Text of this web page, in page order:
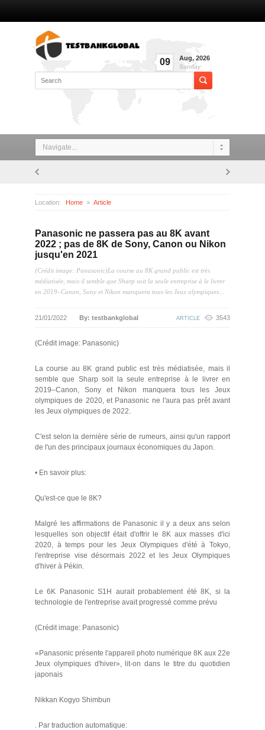
09 Aug, 2026
Sunday
Navigate...
Location: Home Article
Panasonic ne passera pas au 8K avant
2022 ; pas de 8K de Sony, Canon ou Nikon
jusqu'en 2021
(Crédit image: Panasonic)La course au 8K grand public est très
médiatisée, mais il semble que Sharp soit la seule entreprise à le livrer
en 2019–Canon, Sony et Nikon manquera tous les Jeux olympiques...
21/01/2022 By: testbankglobal ARTICLE 3543
(Crédit image: Panasonic)
La course au 8K grand public est très médiatisée, mais il
semble que Sharp soit la seule entreprise à le livrer en
2019–Canon, Sony et Nikon manquera tous les Jeux
olympiques de 2020, et Panasonic ne l'aura pas prêt avant
les Jeux olympiques de 2022.
C'est selon la dernière série de rumeurs, ainsi qu'un rapport
de l'un des principaux journaux économiques du Japon.
• En savoir plus:
Qu'est-ce que le 8K?
Malgré les affirmations de Panasonic il y a deux ans selon
lesquelles son objectif était d'offrir le 8K aux masses d'ici
2020, à temps pour les Jeux Olympiques d'été à Tokyo,
l'entreprise vise désormais 2022 et les Jeux Olympiques
d'hiver à Pékin.
Le 6K Panasonic S1H aurait probablement été 8K, si la
technologie de l'entreprise avait progressé comme prévu
(Crédit image: Panasonic)
«Panasonic présente l'appareil photo numérique 8K aux 22e
Jeux olympiques d'hiver», lit-on dans le titre du quotidien
japonais
Nikkan Kogyo Shimbun
. Par traduction automatique: